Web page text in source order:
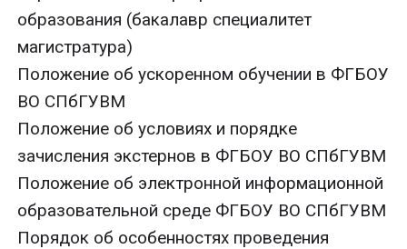
образования (бакалавр специалитет
магистратура)
Положение об ускоренном обучении в ФГБОУ
ВО СПбГУВМ
Положение об условиях и порядке
зачисления экстернов в ФГБОУ ВО СПбГУВМ
Положение об электронной информационной
образовательной среде ФГБОУ ВО СПбГУВМ
Порядок об особенностях проведения